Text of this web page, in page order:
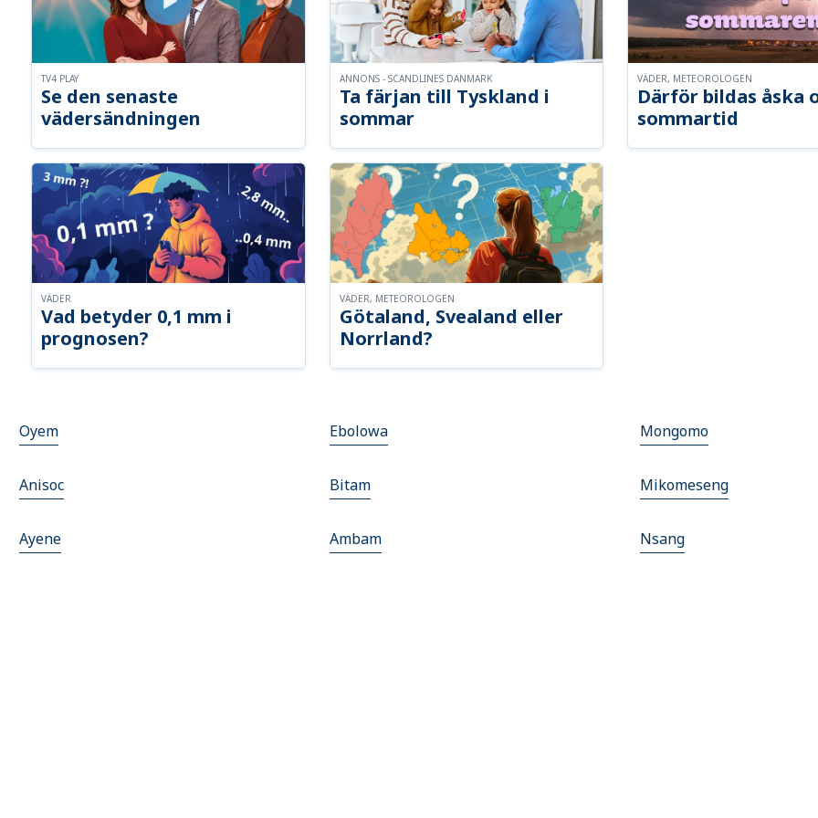
Se den senaste
vädersändningen
TV4 PLAY
Ta färjan till Tyskland i
sommar
ANNONS - SCANDLINES DANMARK
Därför bildas åska
sommartid
VÄDER, METEOROLOGEN
Vad betyder 0,1 mm i
prognosen?
VÄDER
Götaland, Svealand eller
Norrland?
VÄDER, METEOROLOGEN
Oyem Ebolowa Mongomo
Anisoc Bitam Mikomeseng
Ayene Ambam Nsang